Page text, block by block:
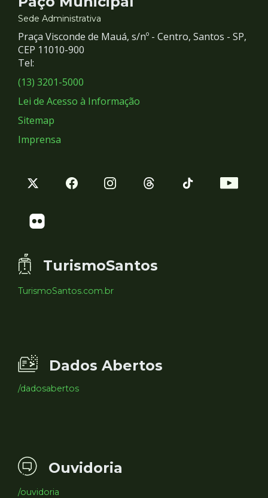
e
Redes
Sociais
Sede Administrativa
Praça Visconde de Mauá, s/nº - Centro, Santos - SP,
CEP 11010-900
Tel:
(13) 3201-5000
Lei de Acesso à Informação
Sitemap
Imprensa
TurismoSantos
TurismoSantos.com.br
Dados Abertos
/dadosabertos
Ouvidoria
/ouvidoria